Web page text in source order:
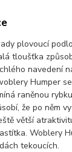
plovoucí
tloušťka
navedení
Humper
raněnou
že po něm
větší
Woblery
tekoucích.